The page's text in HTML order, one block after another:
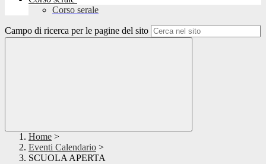
Corso serale
Campo di ricerca per le pagine del sito
Home >
Eventi Calendario >
SCUOLA APERTA